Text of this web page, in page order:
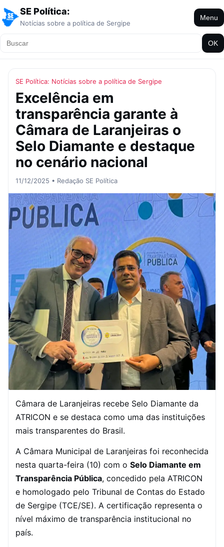
SE Política:
Notícias sobre a política de Sergipe
Menu
OK
SE Política: Notícias sobre a política de Sergipe
Excelência em
transparência garante à
Câmara de Laranjeiras o
Selo Diamante e destaque
no cenário nacional
11/12/2025 • Redação SE Política
Câmara de Laranjeiras recebe Selo Diamante da
ATRICON e se destaca como uma das instituições
mais transparentes do Brasil.
A Câmara Municipal de Laranjeiras foi reconhecida
nesta quarta-feira (10) com o Selo Diamante em
Transparência Pública, concedido pela ATRICON
e homologado pelo Tribunal de Contas do Estado
de Sergipe (TCE/SE). A certificação representa o
nível máximo de transparência institucional no
país.